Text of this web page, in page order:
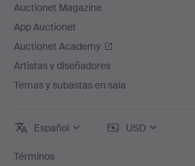
Auctionet Magazine
App Auctionet
Auctionet Academy
Artistas y diseñadores
Temas y subastas en sala
Español USD
Términos